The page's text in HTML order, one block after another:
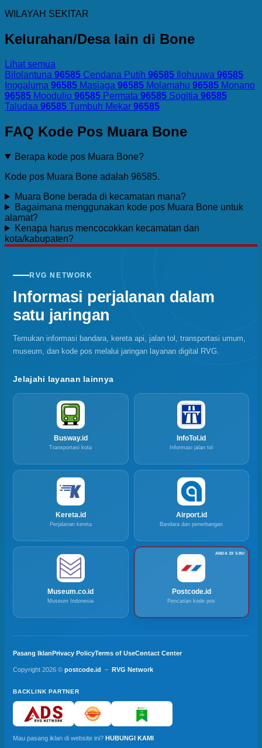
WILAYAH SEKITAR
Kelurahan/Desa lain di Bone
Lihat semua
Bilolantuna 96585 Cendana Putih 96585 Ilohuuwa 96585
Inogaluma 96585 Masiaga 96585 Molamahu 96585 Monano
96585 Moodulio 96585 Permata 96585 Sogitia 96585
Taludaa 96585 Tumbuh Mekar 96585
FAQ Kode Pos Muara Bone
Berapa kode pos Muara Bone?
Kode pos Muara Bone adalah 96585.
Muara Bone berada di kecamatan mana?
Bagaimana menggunakan kode pos Muara Bone untuk
alamat?
Kenapa harus mencocokkan kecamatan dan
kota/kabupaten?
RVG NETWORK
Informasi perjalanan dalam
satu jaringan
Temukan informasi bandara, kereta api, jalan tol, transportasi umum,
museum, dan kode pos melalui jaringan layanan digital RVG.
Jelajahi layanan lainnya
Busway.id
Transportasi kota
InfoTol.id
Informasi jalan tol
Kereta.id
Perjalanan kereta
Airport.id
Bandara dan penerbangan
Museum.co.id
Museum Indonesia
Postcode.id
Pencarian kode pos
Pasang IklanPrivacy PolicyTerms of UseContact Center
Copyright 2026 © postcode.id – RVG Network
BACKLINK PARTNER
Mau pasang iklan di website ini? HUBUNGI KAMI